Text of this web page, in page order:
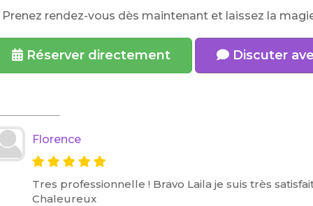
Prenez rendez-vous dès maintenant et laissez la
Réserver directement Discuter
Florence
Tres professionnelle ! Bravo Laila je suis très
Chaleureux